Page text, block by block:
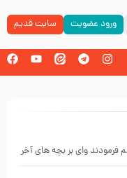
ورود عضویت سایت قدیم
فرمودند وای بر بچه های آخر